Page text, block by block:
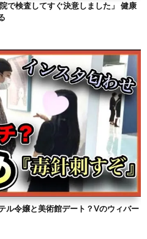
で検査してすぐ決意しました」 健康
ル令嬢と美術館デート？Vのウィバー